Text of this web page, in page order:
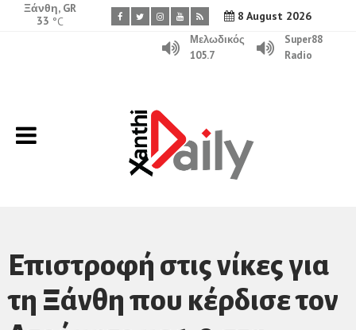
8 August 2026
Ξάνθη, GR
33 °C
Μελωδικός
105.7
Super88
Radio
Επιστροφή στις νίκες για
τη Ξάνθη που κέρδισε τον